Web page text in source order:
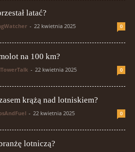
latać?
- 22 kwietnia 2025 0
na 100 km?
- 22 kwietnia 2025 0
krążą nad lotniskiem?
- 22 kwietnia 2025 0
lotniczą?